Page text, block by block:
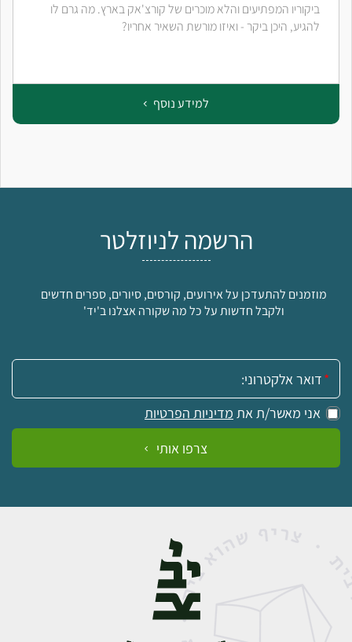
ביקוריו המפתיעים והלא מוכרים של קורצ'אק בארץ. מה גרם לו
להגיע, היכן ביקר - ואיזו מורשת השאיר אחריו?
למידע נוסף
הרשמה לניוזלטר
מוזמנים להתעדכן על אירועים, קורסים, סיורים, ספרים חדשים
ולקבל חדשות על כל מה שקורה אצלנו ב'יד'
אימייל:
אני מאשר/ת את מדיניות הפרטיות
צרפו אותי